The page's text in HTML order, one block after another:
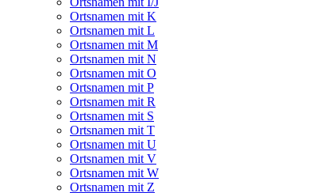
Ortsnamen mit K
Ortsnamen mit L
Ortsnamen mit M
Ortsnamen mit N
Ortsnamen mit O
Ortsnamen mit P
Ortsnamen mit R
Ortsnamen mit S
Ortsnamen mit T
Ortsnamen mit U
Ortsnamen mit V
Ortsnamen mit W
Ortsnamen mit Z